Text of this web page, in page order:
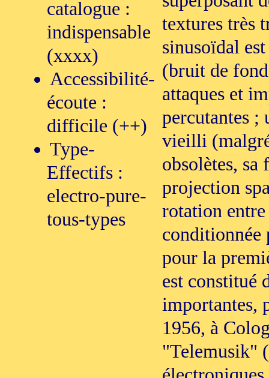
catalogue :
indispensable
(xxxx)
Accessibilité-
écoute :
difficile (++)
Type-
Effectifs :
electro-pure-
tous-types
textures très
sinusoïdal
(bruit de
attaques et
percutantes ;
vieilli
obsolètes,
projection
rotation
conditionnée
pour la
est constitué
importantes,
1956, à
"Telemusik"